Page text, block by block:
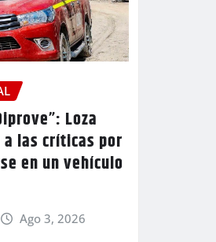
Loza
a las críticas por
en un vehículo
Ago 3, 2026